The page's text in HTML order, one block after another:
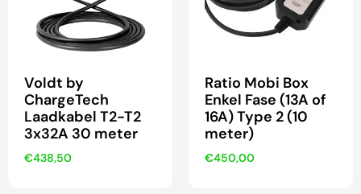
Voldt by
ChargeTech
Laadkabel T2-T2
3x32A 30 meter
€438,50
Ratio Mobi Box
Enkel Fase (13A of
16A) Type 2 (10
meter)
€450,00